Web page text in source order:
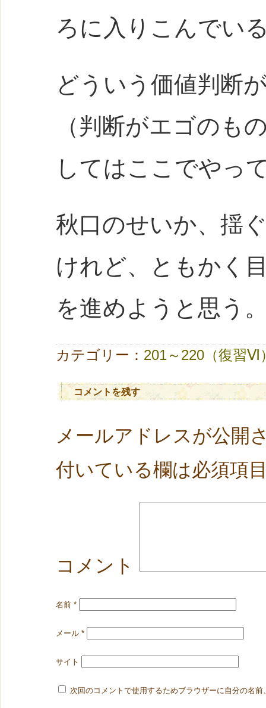
ろに入りこんでい
どういう価値判断
（判断がエゴのも
してはここでやっ
秋口のせいか、揺
けれど、ともかく
を進めようと思う
カテゴリー： 201～220（復習Ⅵ
コメントを残す
メールアドレスが公開
付いている欄は必須項
コメント
名前 *
メール *
サイト
次回のコメントで使用するためブラウザーに自分の名